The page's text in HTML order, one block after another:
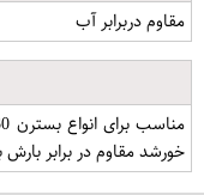
مقاوم دربرابر آب
خورشد مقاوم در برابر بارش